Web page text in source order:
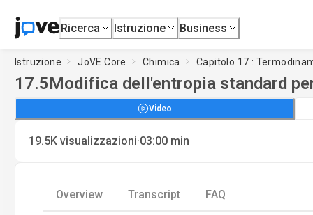
Ricerca Istruzione Business
Istruzione JoVE Core Chimica Capitolo 17 :
17.5Modifica dell'entropia standard
Video
19.5K visualizzazioni·03:00 min
Overview Transcript FAQ